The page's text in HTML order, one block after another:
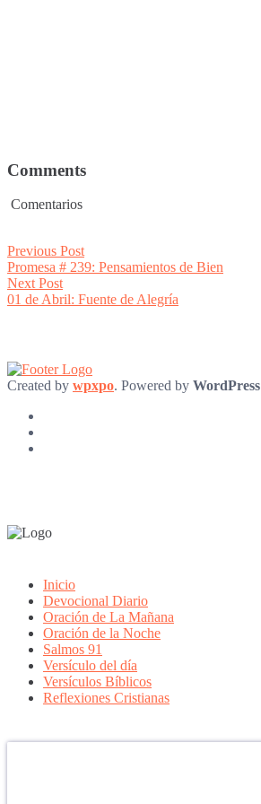
Comments
Comentarios
Post
navigation
Previous PostPrevious
post:
Promesa # 239: Pensamientos de Bien
Next PostNext
post:
01 de Abril: Fuente de Alegría
Created by wpxpo. Powered by WordPress
Inicio
Devocional Diario
Oración de La Mañana
Oración de la Noche
Salmos 91
Versículo del día
Versículos Bíblicos
Reflexiones Cristianas